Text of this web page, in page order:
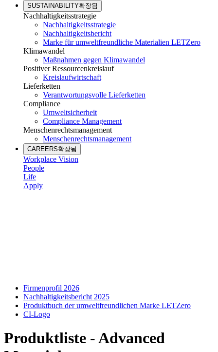
SUSTAINABILITY확장됨
Nachhaltigkeitsstrategie
Nachhaltigkeitsstrategie
Nachhaltigkeitsbericht
Marke für umweltfreundliche Materialien LETZero
Klimawandel
Maßnahmen gegen Klimawandel
Positiver Ressourcenkreislauf
Kreislaufwirtschaft
Lieferketten
Verantwortungsvolle Lieferketten
Compliance
Umweltsicherheit
Compliance Management
Menschenrechtsmanagement
Menschenrechtsmanagement
CAREERS확장됨
Workplace Vision
People
Life
Apply
Firmenprofil 2026
Nachhaltigkeitsbericht 2025
Produktbuch der umweltfreundlichen Marke LETZero
CI-Logo
Produktliste - Advanced